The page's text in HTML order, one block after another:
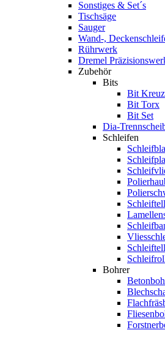
Sonstiges & Set´s
Tischsäge
Sauger
Wand-,
Rührwerk
Dremel
Zubehör
Bits
Bit Kreuz
Bit Torx
Bit Set
Dia-
Schleifen
Bohrer